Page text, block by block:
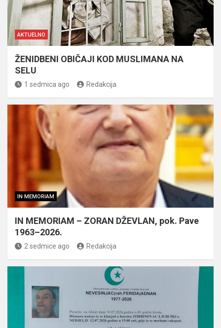
AKTUELNO
ŽENIDBENI OBIČAJI KOD MUSLIMANA NA
SELU
1 sedmica ago Redakcija
IN MEMORIAM
IN MEMORIAM – ZORAN DŽEVLAN, pok. Pave
1963–2026.
2 sedmice ago Redakcija